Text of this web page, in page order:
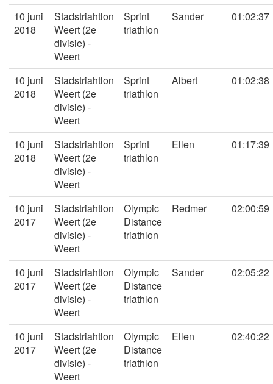
10 juni
2018
Stadstriahtlon
Weert (2e
divisie) -
Weert
Sprint
triathlon
Sander 01:02:37
10 juni
2018
Stadstriahtlon
Weert (2e
divisie) -
Weert
Sprint
triathlon
Albert 01:02:38
10 juni
2018
Stadstriahtlon
Weert (2e
divisie) -
Weert
Sprint
triathlon
Ellen 01:17:39
10 juni
2017
Stadstriahtlon
Weert (2e
divisie) -
Weert
Olympic
Distance
triathlon
Redmer 02:00:59
10 juni
2017
Stadstriahtlon
Weert (2e
divisie) -
Weert
Olympic
Distance
triathlon
Sander 02:05:22
10 juni
2017
Stadstriahtlon
Weert (2e
divisie) -
Weert
Olympic
Distance
triathlon
Ellen 02:40:22